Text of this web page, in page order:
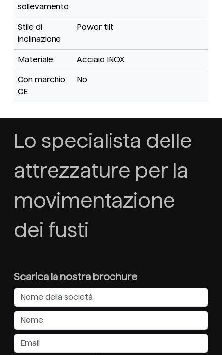
sollevamento
Stile di
inclinazione
Power tilt
Materiale Acciaio INOX
Con marchio
CE
No
Lo specialista delle
attrezzature per la
movimentazione
dei fusti
Scarica la nostra brochure